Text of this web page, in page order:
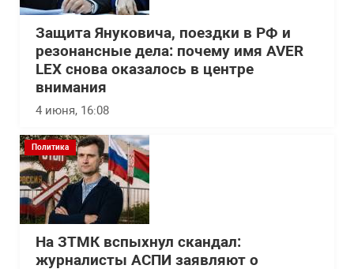
Защита Януковича, поездки в РФ и
резонансные дела: почему имя AVER
LEX снова оказалось в центре
внимания
4 июня, 16:08
Политика
На ЗТМК вспыхнул скандал:
журналисты АСПИ заявляют о